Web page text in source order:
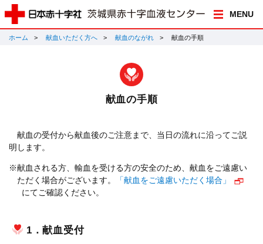
MENU
ホーム 献血いただく方へ 献血のながれ 献血の手順
献血の手順
献血の受付から献血後のご注意まで、当日の流れに沿ってご説
明します。
※献血される方、輸血を受ける方の安全のため、献血をご遠慮い
ただく場合がございます。
「献血をご遠慮いただく場合」
にてご確認ください。
1．献血受付